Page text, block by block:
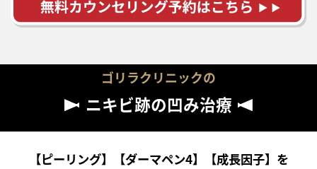
ゴリラクリニックの
ニキビ跡の凹み治療
【ピーリング】【ダーマペン4】【成長因子】を